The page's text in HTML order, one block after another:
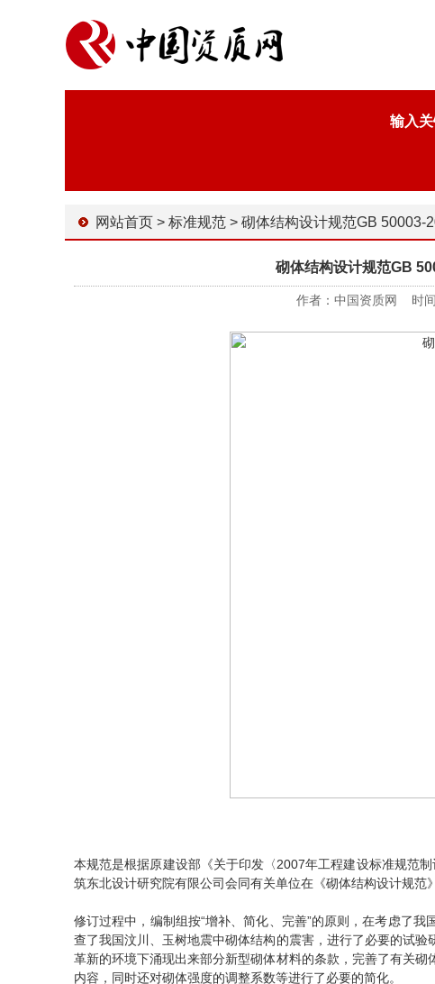
输入关
网站首页 > 标准规范 > 砌体结构设计规范GB 50003-2011 PDF免费
砌体结构设计规范GB
作者：中国资质网 时
本规范是根据原建设部《关于印发〈2007年工程建设标准规范
筑东北设计研究院有限公司会同有关单位在《砌体结构设计规范
修订过程中，编制组按“增补、简化、完善”的原则，在考虑了
查了我国汶川、玉树地震中砌体结构的震害，进行了必要的试
革新的环境下涌现出来部分新型砌体材料的条款，完善了有关
内容，同时还对砌体强度的调整系数等进行了必要的简化。